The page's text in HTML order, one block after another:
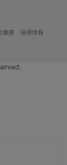
概要
採用情報